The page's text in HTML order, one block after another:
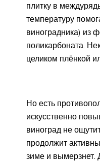
плитку в
температуру
виноградника) из
поликарбоната.
целиком плёнкой
Но есть
искусственно
виноград не
продолжит
зиме и вымерзнет.